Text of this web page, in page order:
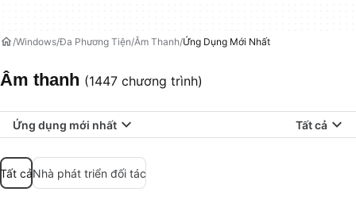
Windows Đa Phương Tiện Âm Thanh Ứng Dụng Mới Nhất
Âm thanh (1447 chương trình)
Ứng dụng mới nhất Tất cả
Tất cảNhà phát triển đối tác